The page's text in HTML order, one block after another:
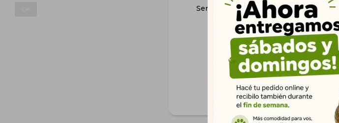
Serenex Repuesto Felino
1.360
$ 983
$ 1.102